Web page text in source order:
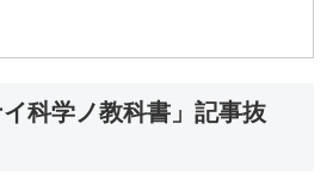
イ科学ノ教科書」記事抜